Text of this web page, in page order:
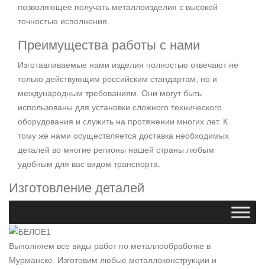
позволяющее получать металлоизделия с высокой
точностью исполнения.
Преимущества работы с нами
Изготавливаемые нами изделия полностью отвечают не
только действующим российским стандартам, но и
международным требованиям. Они могут быть
использованы для установки сложного технического
оборудования и служить на протяжении многих лет. К
тому же нами осуществляется доставка необходимых
деталей во многие регионы нашей страны любым
удобным для вас видом транспорта.
Изготовление деталей
Выполняем все виды работ по металлообработке в
Мурманске. Изготовим любые металлоконструкции и